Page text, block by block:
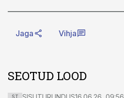
Jaga Vihja
SEOTUD LOOD
ST